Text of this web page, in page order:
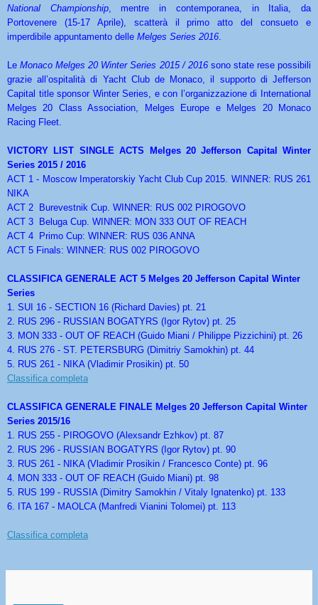
National Championship, mentre in contemporanea, in Italia, da
Portovenere (15-17 Aprile), scatterà il primo atto del consueto e
imperdibile appuntamento delle Melges Series 2016
LeMonaco Melges 20 Winter Series 2015 / 2016sono state rese possibili
grazie all’ospitalità di Yacht Club de Monaco, il supporto di Jefferson
Capital title sponsor Winter Series, e con l’organizzazione di International
Melges 20 Class Association, Melges Europe e Melges 20 Monaco
Racing Fleet.
VICTORY LIST SINGLE ACTS Melges 20 Jefferson Capital Winter
Series 2015 / 2016
ACT 1 - Moscow Imperatorskiy Yacht Club Cup 2015. WINNER: RUS 261
NIKA
ACT 2 Burevestnik Cup. WINNER: RUS 002 PIROGOVO
ACT 3 Beluga Cup. WINNER: MON 333 OUT OF REACH
ACT 4 Primo Cup: WINNER: RUS 036 ANNA
ACT 5 Finals: WINNER: RUS 002 PIROGOVO
CLASSIFICA GENERALE ACT 5 Melges 20 Jefferson Capital Winter
Series
1. SUI 16 - SECTION 16 (Richard Davies) pt. 21
2. RUS 296 - RUSSIAN BOGATYRS (Igor Rytov) pt. 25
3. MON 333 - OUT OF REACH (Guido Miani / Philippe Pizzichini) pt. 26
4. RUS 276 - ST. PETERSBURG (Dimitriy Samokhin) pt. 44
5. RUS 261 - NIKA (Vladimir Prosikin) pt. 50
Classifica completa
CLASSIFICA GENERALE FINALE Melges 20 Jefferson Capital Winter
Series 2015/16
1. RUS 255 - PIROGOVO (Alexsandr Ezhkov) pt. 87
2. RUS 296 - RUSSIAN BOGATYRS (Igor Rytov) pt. 90
3. RUS 261 - NIKA (Vladimir Prosikin / Francesco Conte) pt. 96
4. MON 333 - OUT OF REACH (Guido Miani) pt. 98
5. RUS 199 - RUSSIA (Dimitry Samokhin / Vitaly Ignatenko) pt. 133
6. ITA 167 - MAOLCA (Manfredi Vianini Tolomei) pt. 113
Classifica completa